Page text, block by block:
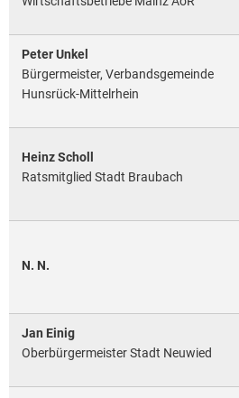
Peter Unkel
Bürgermeister, Verbandsgemeinde
Hunsrück-Mittelrhein
Heinz Scholl
Ratsmitglied Stadt Braubach
N. N.
Jan Einig
Oberbürgermeister Stadt Neuwied